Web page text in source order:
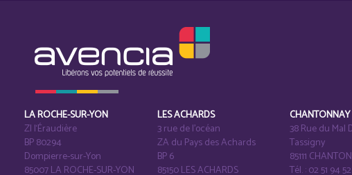
LA ROCHE-SUR-YON
ZI l‘Éraudière
BP 80294
Dompierre-sur-Yon
85007 LA ROCHE-SUR-YON
LES ACHARDS
3 rue de l’océan
ZA du Pays des Achards
BP 6
85150 LES ACHARDS
CHANTONNAY
38 Rue du Mal
Tassigny
85111
Tél. : 02 51 94